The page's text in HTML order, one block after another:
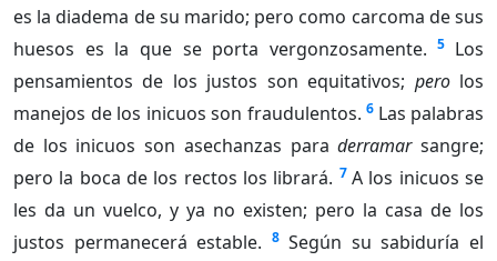
es la diadema de su marido; pero como carcoma de sus
huesos es la que se porta vergonzosamente.
5 Los
pensamientos de los justos son equitativos; perolos
manejos de los inicuos son fraudulentos. 6 Las palabras
de los inicuos son asechanzas paraderramarsangre;
pero la boca de los rectos los librará. 7 A los inicuos se
les da un vuelco, y ya no existen; pero la casa de los
justos permanecerá estable. 8 Según su sabiduría el